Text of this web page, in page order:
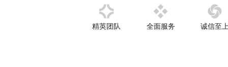
精英团队 全面服务 诚信至